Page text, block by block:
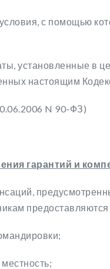
с помощью
установленные в
настоящим
N 90-ФЗ)
гарантий и